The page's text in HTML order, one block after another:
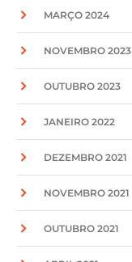
MARÇO 2024
NOVEMBRO 2023
OUTUBRO 2023
JANEIRO 2022
DEZEMBRO 2021
NOVEMBRO 2021
OUTUBRO 2021